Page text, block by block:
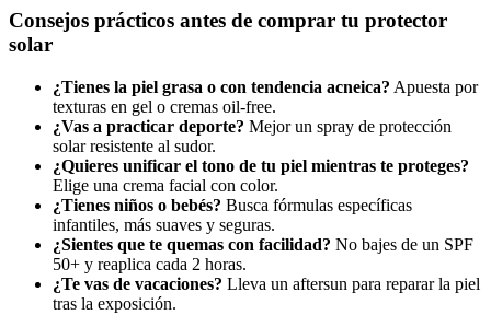
Consejos prácticos antes de comprar tu protector
solar
¿Tienes la piel grasa o con tendencia acneica? Apuesta por
texturas en gel o cremas oil-free.
¿Vas a practicar deporte? Mejor un spray de protección
solar resistente al sudor.
¿Quieres unificar el tono de tu piel mientras te proteges?
Elige una crema facial con color.
¿Tienes niños o bebés? Busca fórmulas específicas
infantiles, más suaves y seguras.
¿Sientes que te quemas con facilidad? No bajes de un SPF
50+ y reaplica cada 2 horas.
¿Te vas de vacaciones? Lleva un aftersun para reparar la piel
tras la exposición.